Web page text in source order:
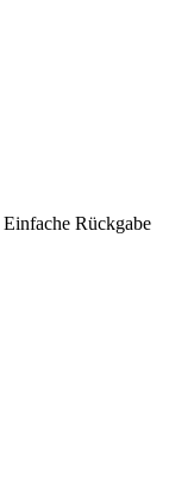
Einfache Rückgabe